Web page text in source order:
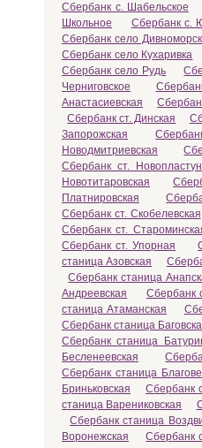
Сбербанк с. Шабельское
Школьное
Сбербанк с.
Сбербанк село
Сбербанк село Кухаривка
Сбербанк село Рудь
Черниговское
Анастасиевская
Сбербанк ст. Динская
Запорожская
Новодмитриевская
Сбербанк ст.
Новотитаровская
Платнировская
Сбербанк ст. Скобелевская
Сбербанк ст.
Сбербанк ст. Упорная
станица Азовская
Сбербанк станица
Андреевская
Сбербанк
станица Атаманская
Сбербанк станица
Сбербанк станица
Бесленеевская
Сбербанк станица
Бриньковская
Сбербанк
станица Варениковская
Сбербанк станица
Воронежская
Сбербанк